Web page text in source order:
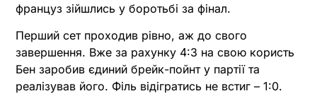
француз зійшлись у боротьбі за фінал.
Перший сет проходив рівно, аж до свого
завершення. Вже за рахунку 4:3 на свою користь
Бен заробив єдиний брейк-пойнт у партії та
реалізував його. Філь відігратись не встиг – 1:0.